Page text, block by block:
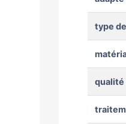
type
qualité